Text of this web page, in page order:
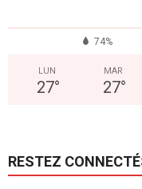
74%
LUN
27°
MAR
27°
RESTEZ